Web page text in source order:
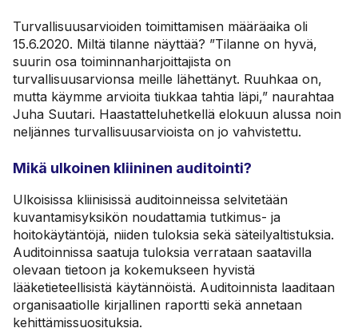
Turvallisuusarvioiden toimittamisen määräaika oli
15.6.2020. Miltä tilanne näyttää? ”Tilanne on hyvä,
suurin osa toiminnanharjoittajista on
turvallisuusarvionsa meille lähettänyt. Ruuhkaa on,
mutta käymme arvioita tiukkaa tahtia läpi,” naurahtaa
Juha Suutari. Haastatteluhetkellä elokuun alussa noin
neljännes turvallisuusarvioista on jo vahvistettu.
Mikä ulkoinen kliininen auditointi?
Ulkoisissa kliinisissä auditoinneissa selvitetään
kuvantamisyksikön noudattamia tutkimus- ja
hoitokäytäntöjä, niiden tuloksia sekä säteilyaltistuksia.
Auditoinnissa saatuja tuloksia verrataan saatavilla
olevaan tietoon ja kokemukseen hyvistä
lääketieteellisistä käytännöistä. Auditoinnista laaditaan
organisaatiolle kirjallinen raportti sekä annetaan
kehittämissuosituksia.